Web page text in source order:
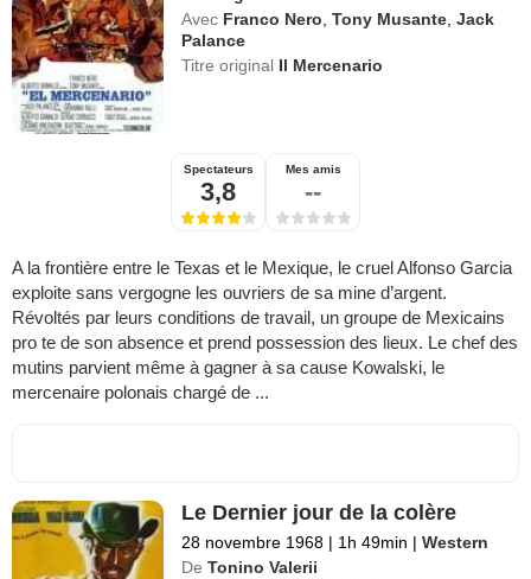
Avec Franco Nero ,Tony Musante ,Jack
Palance
Titre original Il Mercenario
Spectateurs
3,8
Mes amis
--
A la frontière entre le Texas et le Mexique, le cruel Alfonso Garcia
exploite sans vergogne les ouvriers de sa mine d’argent.
Révoltés par leurs conditions de travail, un groupe de Mexicains
pro te de son absence et prend possession des lieux. Le chef des
mutins parvient même à gagner à sa cause Kowalski, le
mercenaire polonais chargé de ...
Le Dernier jour de la colère
28 novembre 1968 | 1h 49min | Western
De Tonino Valerii